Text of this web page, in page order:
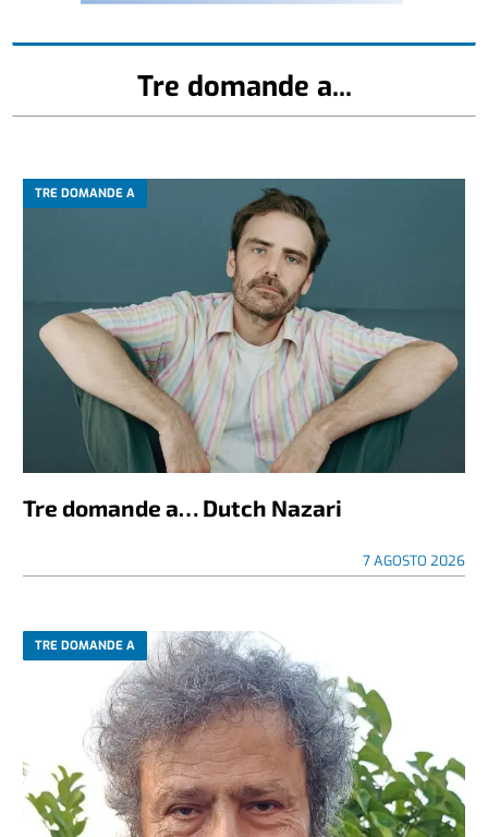
Tre domande a...
TRE DOMANDE A
Tre domande a… Dutch Nazari
7 AGOSTO 2026
TRE DOMANDE A